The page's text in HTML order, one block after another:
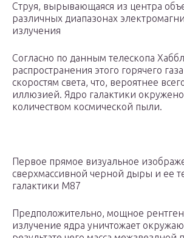
Струя, вырывающаяся из центра
различных диапазонах
излучения
Согласно по данным телескопа
распространения этого горячего
скоростям света, что, вероятнее
иллюзией. Ядро галактики
количеством космической пыли.
Первое прямое визуальное
сверхмассивной черной дыры и ее
галактики M87
Предположительно, мощное
излучение ядра уничтожает